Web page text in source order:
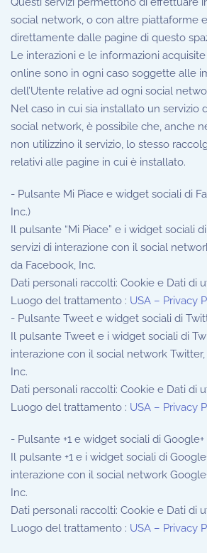
social network, o con altre piattaforme
direttamente dalle pagine di questo
Le interazioni e le informazioni
online sono in ogni caso soggette alle
dell’Utente relative ad ogni social
Nel caso in cui sia installato un servizio
social network, è possibile che, anche
non utilizzino il servizio, lo stesso
relativi alle pagine in cui è installato.
- Pulsante Mi Piace e widget sociali di
Inc.)
Il pulsante “Mi Piace” e i widget sociali
servizi di interazione con il social
da Facebook, Inc.
Dati personali raccolti: Cookie e Dati di
Luogo del trattamento : USA – Privacy
- Pulsante Tweet e widget sociali di
Il pulsante Tweet e i widget sociali di
interazione con il social network
Inc.
Dati personali raccolti: Cookie e Dati di
Luogo del trattamento : USA – Privacy
- Pulsante +1 e widget sociali di
Il pulsante +1 e i widget sociali di
interazione con il social network
Inc.
Dati personali raccolti: Cookie e Dati di
Luogo del trattamento : USA – Privacy